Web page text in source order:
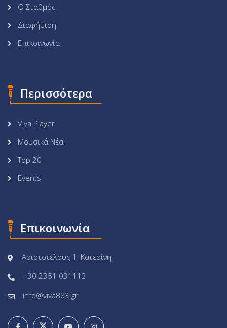
Ο Σταθμός
Διαφήμιση
Επικοινωνία
Περισσότερα
Viva Player
Μουσικά Νέα
Top 20
Events
Επικοινωνία
Αριστοτέλους 1, Κατερίνη
+30 2351 031113
info@viva883.gr